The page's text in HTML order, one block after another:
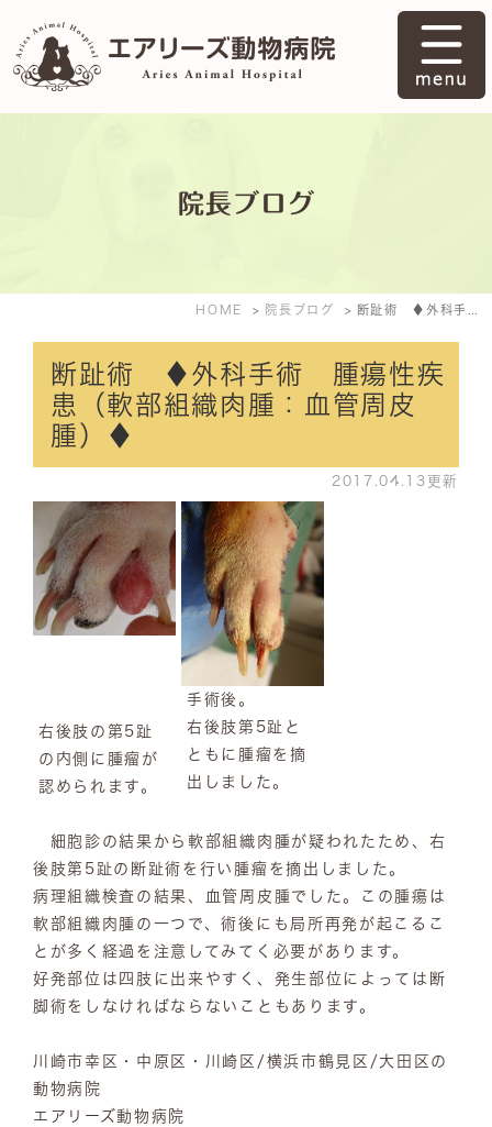
院長ブログ
HOME 院長ブログ
断趾術 ♦外科手術 腫瘍性疾
患（軟部組織肉腫：血管周皮
腫）♦
2017.04.13更新
右後肢の第5趾
の内側に腫瘤が
認められます。
手術後。
右後肢第5趾と
ともに腫瘤を摘
出しました。
細胞診の結果から軟部組織肉腫が疑われたため、右
後肢第5趾の断趾術を行い腫瘤を摘出しました。
病理組織検査の結果、血管周皮腫でした。この腫瘍は
軟部組織肉腫の一つで、術後にも局所再発が起こるこ
とが多く経過を注意してみてく必要があります。
好発部位は四肢に出来やすく、発生部位によっては断
脚術をしなければならないこともあります。
川崎市幸区・中原区・川崎区/横浜市鶴見区/大田区の
動物病院
エアリーズ動物病院